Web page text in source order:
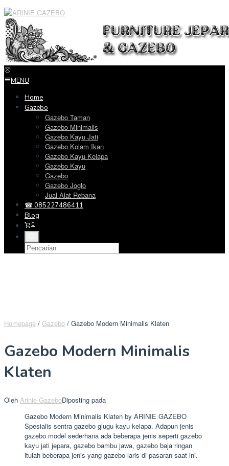
Loncat
ke
konten
MENU
Home
Gazebo
Gazebo Taman
Gazebo Minimalis
Gazebo Kayu Jati
Gazebo Kolam Ikan
Gazebo Kayu Kelapa
Gazebo Kayu
Gazebo
Gazebo Joglo
Jual Alat Rebana
☎ 085227486411
Blog
0
Homepage / Gazebo / Gazebo Modern Minimalis Klaten
Gazebo Modern Minimalis
Klaten
Oleh Arinie GazeboDiposting pada
Gazebo Modern Minimalis Klaten by ARINIE GAZEBO
Spesialis sentra gazebo glugu kayu kelapa. Adapun jenis
gazebo model sederhana ada beberapa jenis seperti gazebo
kayu jati jepara, gazebo bambu jawa, gazebo baja ringan
itulah beberapa jenis yang gazebo laris di pasaran saat ini.